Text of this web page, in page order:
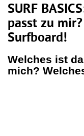
SURF
passt zu
Surfboard!
Welches ist
mich?